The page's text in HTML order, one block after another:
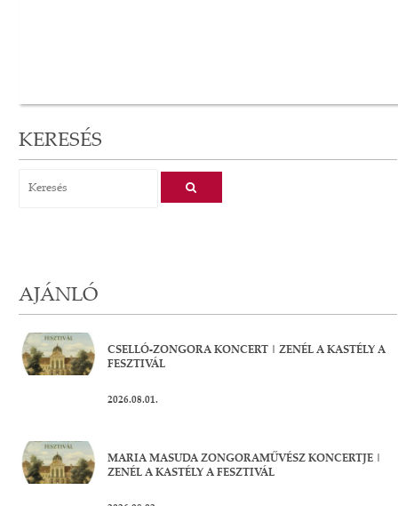
KERESÉS
AJÁNLÓ
CSELLÓ-ZONGORA KONCERT | ZENÉL A KASTÉLY A
FESZTIVÁL
2026.08.01.
MARIA MASUDA ZONGORAMŰVÉSZ KONCERTJE |
ZENÉL A KASTÉLY A FESZTIVÁL